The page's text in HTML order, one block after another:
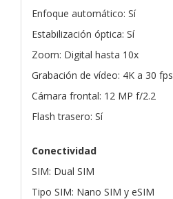
Enfoque automático: Sí
Estabilización óptica: Sí
Zoom: Digital hasta 10x
Grabación de vídeo: 4K a 30 fps
Cámara frontal: 12 MP f/2.2
Flash trasero: Sí
Conectividad
SIM: Dual SIM
Tipo SIM: Nano SIM y eSIM